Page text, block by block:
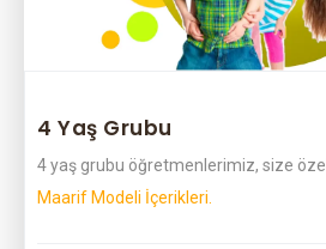
4 Yaş Grubu
4 yaş grubu öğretmenlerimiz, size özel
Maarif Modeli İçerikleri.